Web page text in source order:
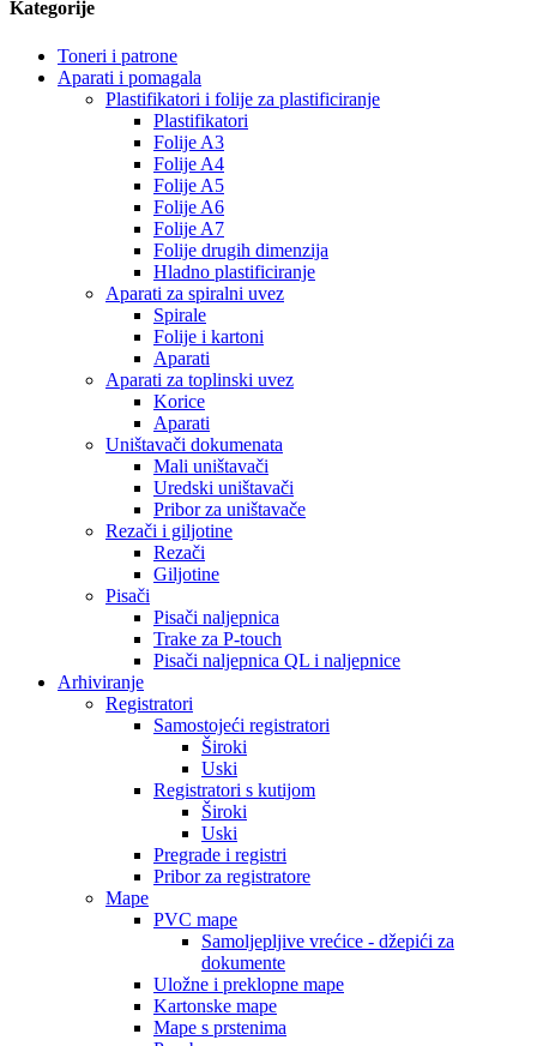
Kategorije
Toneri i patrone
Aparati i pomagala
Plastifikatori i folije za plastificiranje
Plastifikatori
Folije A3
Folije A4
Folije A5
Folije A6
Folije A7
Folije drugih dimenzija
Hladno plastificiranje
Aparati za spiralni uvez
Spirale
Folije i kartoni
Aparati
Aparati za toplinski uvez
Korice
Aparati
Uništavači dokumenata
Mali uništavači
Uredski uništavači
Pribor za uništavače
Rezači i giljotine
Rezači
Giljotine
Pisači
Pisači naljepnica
Trake za P-touch
Pisači naljepnica QL i naljepnice
Arhiviranje
Registratori
Samostojeći registratori
Široki
Uski
Registratori s kutijom
Široki
Uski
Pregrade i registri
Pribor za registratore
Mape
PVC mape
Samoljepljive vrećice - džepići za
dokumente
Uložne i preklopne mape
Kartonske mape
Mape s prstenima